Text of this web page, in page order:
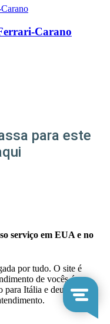
Carano
para este
serviço em EUA e no
por tudo. O site é
de vocês é
para Itália e deu tudo